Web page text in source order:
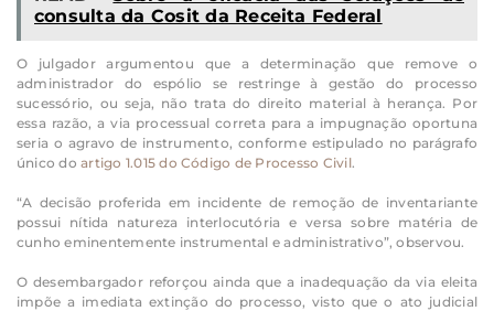
consulta da Cosit da Receita Federal
O julgador argumentou que a determinação que remove o
administrador do espólio se restringe à gestão do processo
sucessório, ou seja, não trata do direito material à herança. Por
essa razão, a via processual correta para a impugnação oportuna
seria o agravo de instrumento, conforme estipulado no parágrafo
único doartigo 1.015 do Código de Processo Civil.
“A decisão proferida em incidente de remoção de inventariante
possui nítida natureza interlocutória e versa sobre matéria de
cunho eminentemente instrumental e administrativo”, observou.
O desembargador reforçou ainda que a inadequação da via eleita
impõe a imediata extinção do processo, visto que o ato judicial